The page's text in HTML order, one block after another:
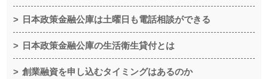
日本政策金融公庫は土曜日も電話相談ができる
日本政策金融公庫の生活衛生貸付とは
創業融資を申し込むタイミングはあるのか